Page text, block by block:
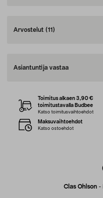
Arvostelut (11)
Asiantuntija vastaa
Clas Ohlson -
Toimitus alkaen 3,90 €
toimitustavalla Budbee
Katso toimitusvaihtoehdot
Maksuvaihtoehdot
Katso ostoehdot